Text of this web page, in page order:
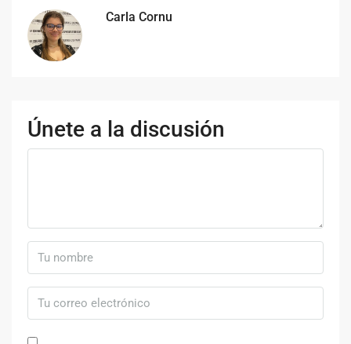
Carla Cornu
Únete a la discusión